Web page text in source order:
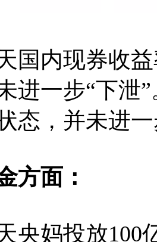
内现券收益
进一步“下泄
态，并未进
面：
妈投放100亿